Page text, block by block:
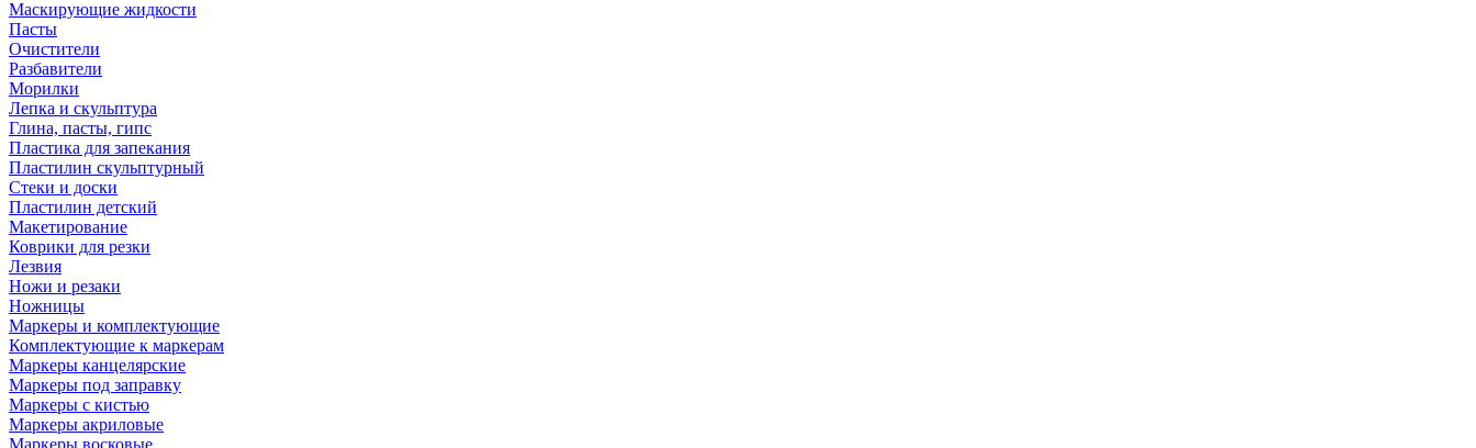
Маскирующие жидкости
Пасты
Очистители
Разбавители
Морилки
Лепка и скульптура
Глина, пасты, гипс
Пластика для запекания
Пластилин скульптурный
Стеки и доски
Пластилин детский
Макетирование
Коврики для резки
Лезвия
Ножи и резаки
Ножницы
Маркеры и комплектующие
Комплектующие к маркерам
Маркеры канцелярские
Маркеры под заправку
Маркеры с кистью
Маркеры акриловые
Маркеры восковые